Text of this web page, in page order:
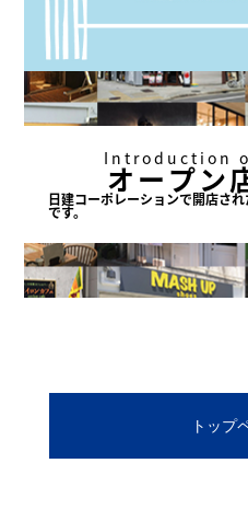
Introduction
オープン
日建コーポレーションで開店さ
です。
トップ